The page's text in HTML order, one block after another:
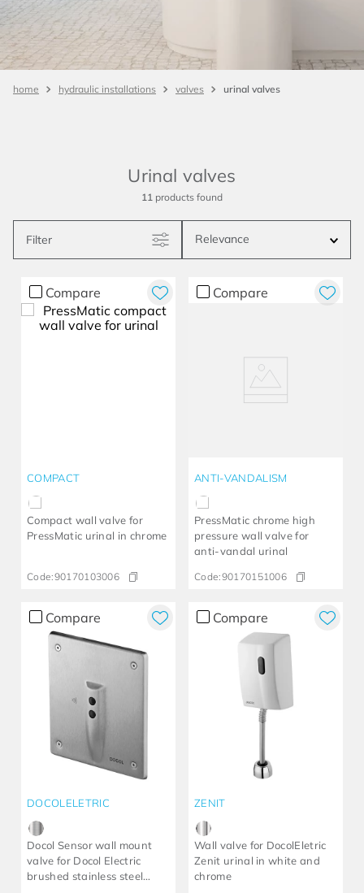
hydraulic installations valves urinal valves
Urinal valves
11 products
Filter Relevance
Compare
COMPACT
Compact wall valve for
PressMatic urinal in chrome
Code:90170103006
Compare
ANTI-VANDALISM
PressMatic chrome high
pressure wall valve for
anti-vandal urinal
Code:90170151006
Compare
DOCOLELETRIC
Docol Sensor wall mount
valve for Docol Electric
brushed stainless steel
Compare
ZENIT
Wall valve for DocolEletric
Zenit urinal in white and
chrome